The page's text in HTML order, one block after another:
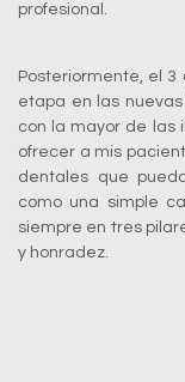
profesional.
Posteriormente, el 3
etapa en las
con la mayor de las
ofrecer a mis
dentales que
como una simple
siempre en tres
y honradez.